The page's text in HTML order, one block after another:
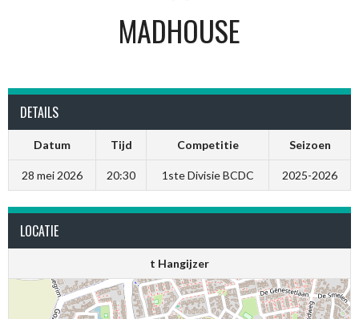
MADHOUSE
DETAILS
Datum Tijd Competitie Seizoen
28 mei 2026 20:30 1ste Divisie BCDC 2025-2026
LOCATIE
t Hangijzer